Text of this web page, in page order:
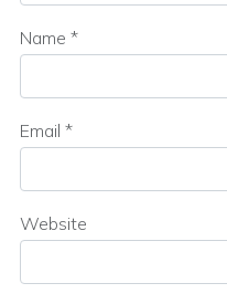
Name *
Email *
Website